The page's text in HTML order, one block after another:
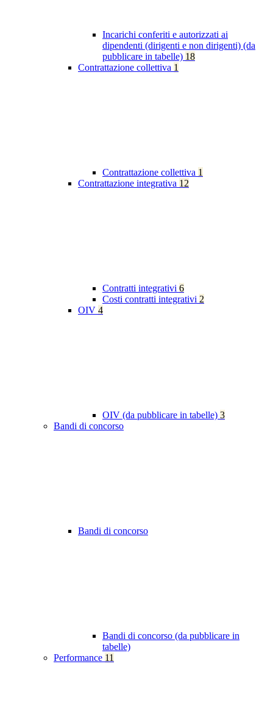
Incarichi conferiti e autorizzati ai
dipendenti (dirigenti e non dirigenti) (da
pubblicare in tabelle) 18
Contrattazione collettiva 1
Contrattazione collettiva 1
Contrattazione integrativa 12
Contratti integrativi 6
Costi contratti integrativi 2
OIV 4
OIV (da pubblicare in tabelle) 3
Bandi di concorso
Bandi di concorso
Bandi di concorso (da pubblicare in
tabelle)
Performance 11